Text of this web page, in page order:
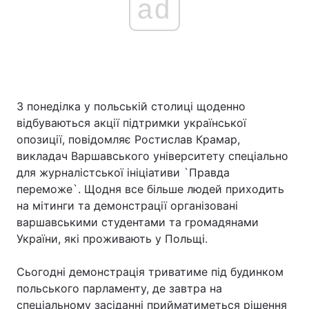
ad
З понеділка у польській столиці щоденно
відбуваються акції підтримки української
опозиції, повідомляє Ростислав Крамар,
викладач Варшавського університету спеціально
для журналістської ініціативи `Правда
переможе`. Щодня все більше людей приходить
на мітинги та демонстрації організовані
варшавськими студентами та громадянами
України, які проживають у Польщі.
Сьогодні демонстрація триватиме під будинком
польського парламенту, де завтра на
спеціальному засіданні прийматиметься рішення